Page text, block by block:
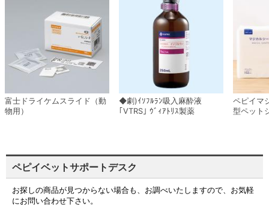
富士ドライケムスライド（動
物用）
◆劇)ｲｿﾌﾙﾗﾝ吸入麻酔液
｢VTRS｣ ｳﾞｨｱﾄﾘｽ製薬
ペピイマ
型ペット
ペピイベットサポートデスク
お探しの商品が見つからない場合も、お調べいたしますので、お気軽
にお問い合わせ下さい。